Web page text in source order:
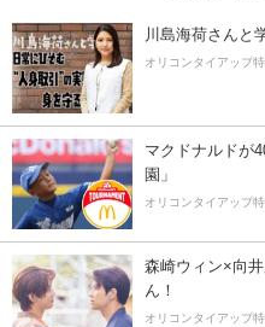
川島海荷さんと
オリコンタイアップ
マクドナルドが
園」
オリコンタイアップ
森崎ウィン×向
ん！
オリコンタイアップ